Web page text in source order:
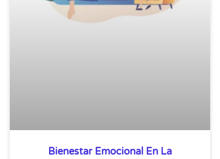
Bienestar Emocional En La